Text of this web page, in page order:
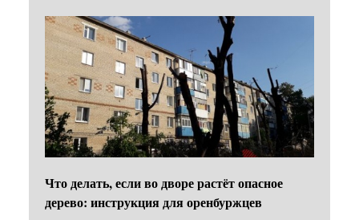
Что делать, если во дворе растёт опасное
дерево: инструкция для оренбуржцев